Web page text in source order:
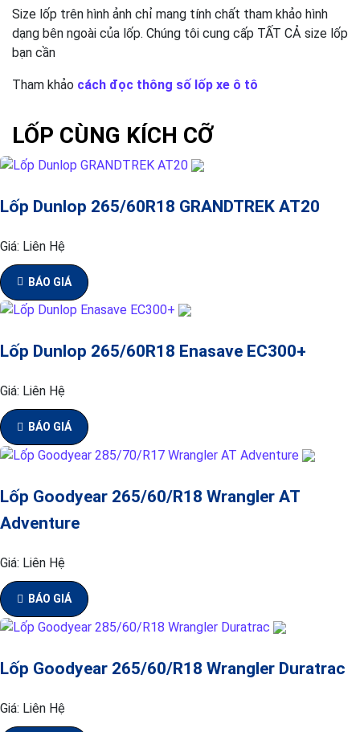
Size lốp trên hình ảnh chỉ mang tính chất tham khảo hình
dạng bên ngoài của lốp. Chúng tôi cung cấp TẤT CẢ size lốp
bạn cần
Tham khảo cách đọc thông số lốp xe ô tô
LỐP CÙNG KÍCH CỠ
Lốp Dunlop 265/60R18 GRANDTREK AT20
Giá: Liên Hệ
BÁO GIÁ
Lốp Dunlop 265/60R18 Enasave EC300+
Giá: Liên Hệ
BÁO GIÁ
Lốp Goodyear 265/60/R18 Wrangler AT
Adventure
Giá: Liên Hệ
BÁO GIÁ
Lốp Goodyear 265/60/R18 Wrangler Duratrac
Giá: Liên Hệ